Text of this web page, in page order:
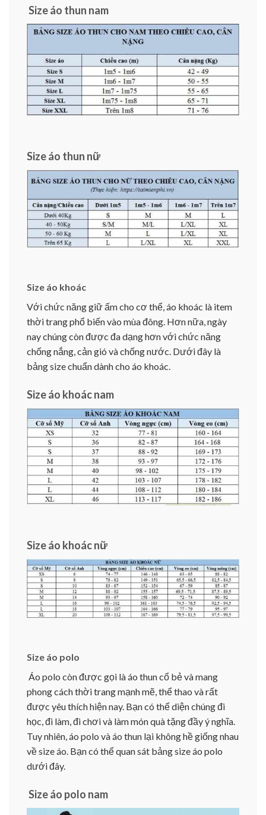
Size áo thun nam
Size áo thun nữ
Size áo khoác
Với chức năng giữ ấm cho cơ thể, áo khoác là item
thời trang phổ biến vào mùa đông. Hơn nữa, ngày
nay chúng còn được đa dạng hơn với chức năng
chống nắng, cản gió và chống nước. Dưới đây là
bảng size chuẩn dành cho áo khoác.
Size áo khoác nam
Size áo khoác nữ
Size áo polo
Áo polo còn được gọi là áo thun cổ bẻ và mang
phong cách thời trang mạnh mẽ, thể thao và rất
được yêu thích hiện nay. Bạn có thể diện chúng đi
học, đi làm, đi chơi và làm món quà tặng đầy ý nghĩa.
Tuy nhiên, áo polo và áo thun lại không hề giống nhau
về size áo. Bạn có thể quan sát bảng size áo polo
dưới đây.
Size áo polo nam